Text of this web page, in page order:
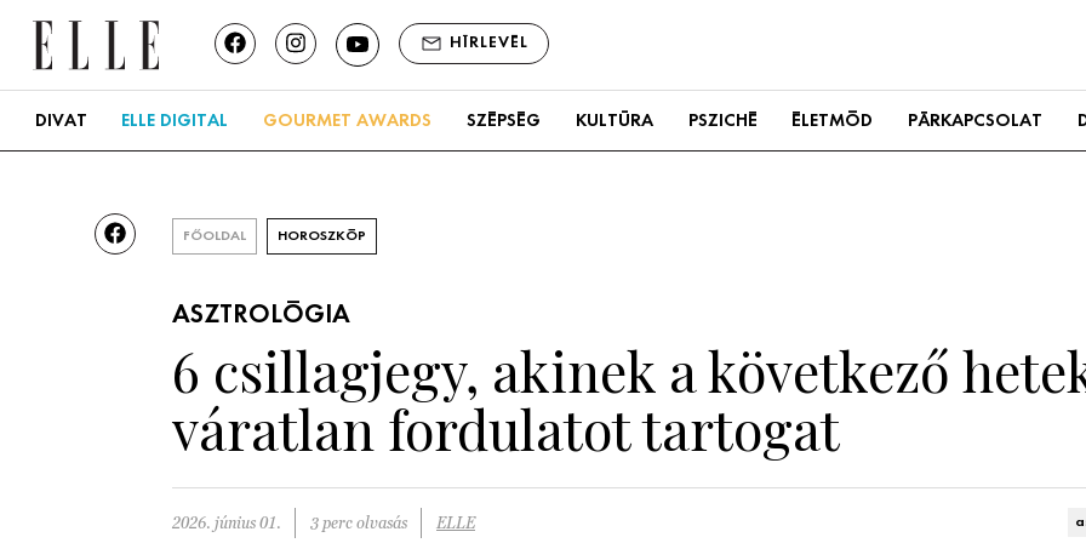
HÍRLEVÉL
DIVAT ELLE DIGITAL GOURMET AWARDS SZÉPSÉG KULTÚRA PSZICHÉ ÉLETMÓD PÁRKAPCSOLAT
FŐOLDAL HOROSZKÓP
ASZTROLÓGIA
6 csillagjegy, akinek a következő
váratlan fordulatot tartogat
2026. június 01. 3 perc olvasás ELLE